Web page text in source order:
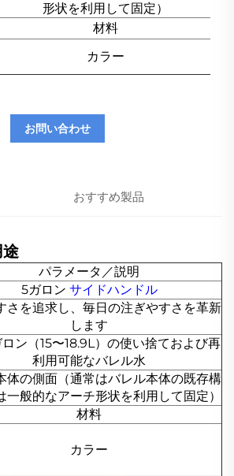
形状を利用して固定）
材料
カラー
お問い合わせ
おすすめ製品
パラメータ／説明
5ガロン サイドハンドル
さを追求し、毎日の注ぎやすさを革新
します
ン（15〜18.9L）の使い捨ておよび再
利用可能なバレル水
体の側面（通常はバレル本体の既存構
一般的なアーチ形状を利用して固定）
材料
カラー